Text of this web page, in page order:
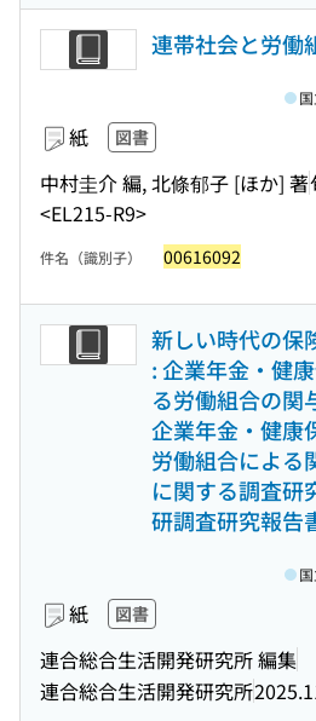
連帯社会と労働
紙 図書
中村圭介 編, 北條郁子 [ほか] 著
<EL215-R9>
件名（識別子） 00616092
新しい時代の保
: 企業年金・健
る労働組合の関
企業年金・健康
労働組合による
に関する調査研
研調査研究報告
紙 図書
連合総合生活開発研究所 編集
連合総合生活開発研究所